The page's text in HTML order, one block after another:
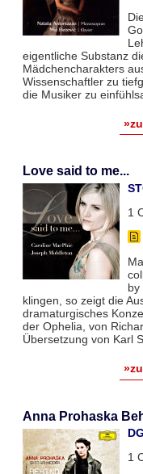
eigentliche Substanz
Mädchencharakters
Wissenschaftler zu
die Musiker zu
Love said to me...
1
by
klingen, so zeigt die
dramaturgisches
der Ophelia, von
Übersetzung von Karl
Anna Prohaska
1